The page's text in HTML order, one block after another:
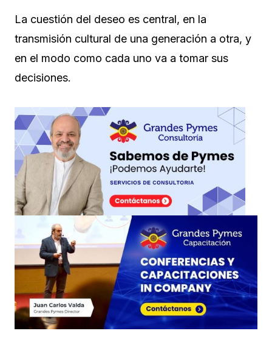
La cuestión del deseo es central, en la
transmisión cultural de una generación a otra, y
en el modo como cada uno va a tomar sus
decisiones.